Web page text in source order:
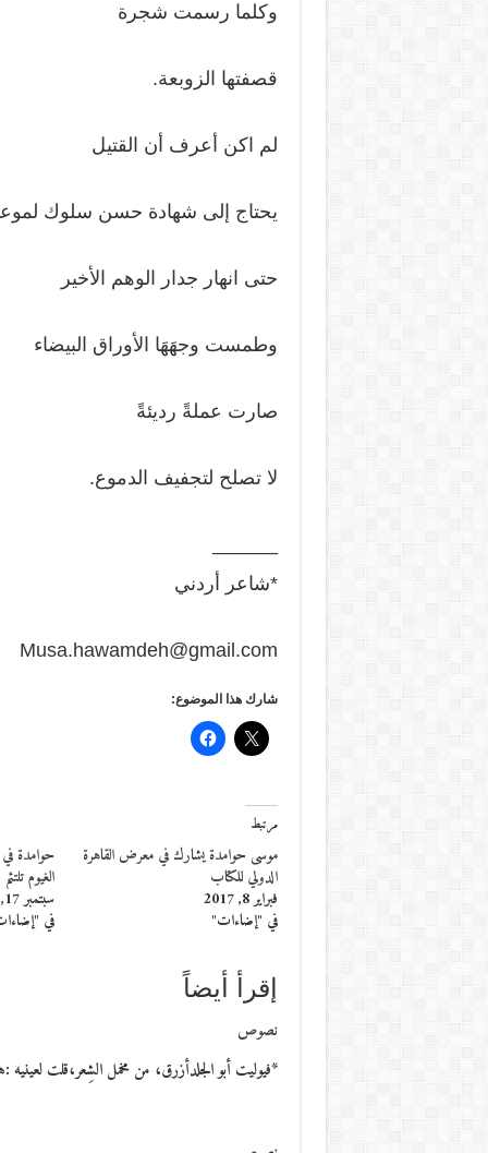
وكلما رسمت شجرة
قصفتها الزوبعة.
لم اكن أعرف أن القتيل
يحتاج إلى شهادة حسن سلوك
حتى انهار جدار الوهم الأخير
وطمست وجهَهَا الأوراق البيضاء
صارت عملةً رديئةً
لا تصلح لتجفيف الدموع.
*شاعر أردني
Musa.hawamdeh@gmail.com
شارك هذا الموضوع:
مرتبط
موسى حوامدة يشارك في معرض القاهرة
الدولي للكتاب
فبراير 8, 2017
في "إضاءات"
حوامدة
الغيوم تلتئم
سبتمبر 17, 2014
في
إقرأ أيضاً
نصوص
*فيوليت أبو الجلدأزرق، من مخمل الشِعر،قلت